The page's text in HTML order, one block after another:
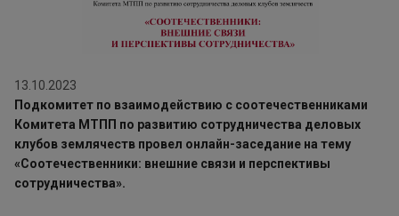
13.10.2023
Подкомитет по взаимодействию с соотечественниками
Комитета МТПП по развитию сотрудничества деловых
клубов землячеств провел онлайн-заседание на тему
«Соотечественники: внешние связи и перспективы
сотрудничества».